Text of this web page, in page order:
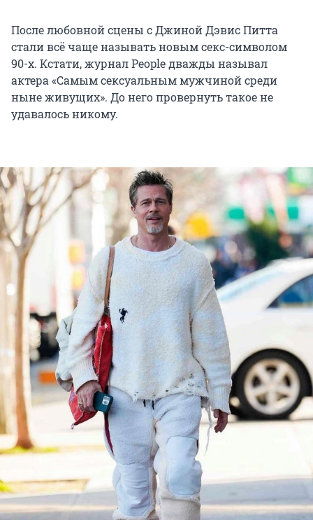
После любовной сцены с Джиной Дэвис Питта
стали всё чаще называть новым секс-символом
90-х. Кстати, журнал People дважды называл
актера «Самым сексуальным мужчиной среди
ныне живущих». До него провернуть такое не
удавалось никому.